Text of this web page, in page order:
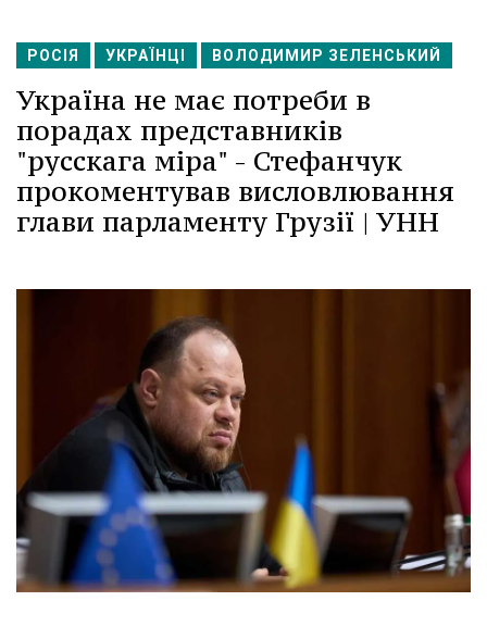
РОСІЯ УКРАЇНЦІ ВОЛОДИМИР ЗЕЛЕНСЬКИЙ
Україна не має потреби в
порадах представників
"русскага міра" - Стефанчук
прокоментував висловлювання
глави парламенту Грузії | УНН